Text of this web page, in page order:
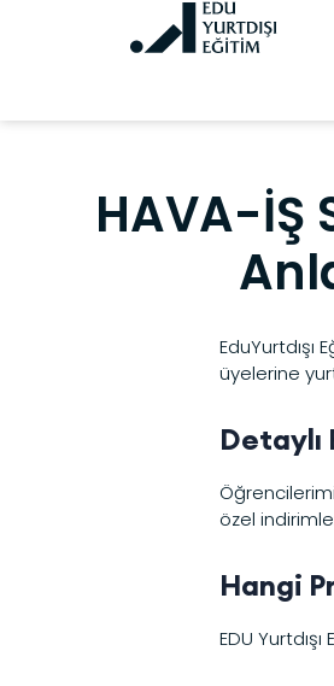
HAVA-İŞ
EduYurtdışı
üyelerine
Detaylı
özel
Hangi
EDU